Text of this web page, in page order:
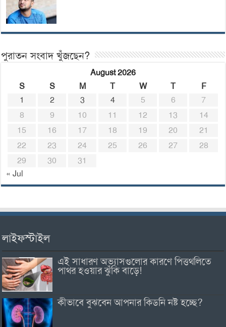
পুরাতন সংবাদ খুঁজছেন?
August 2026
S
S M T W T
F
1
2 3 4 5 6
7
8
9 10 11 12 13
14
15
16 17 18 19 20
21
22
23 24 25 26 27
28
29
30
31
« Jul
লাইফস্টাইল
এই সাধারণ অভ্যাসগুলোর কারণে পিত্তথলিতে
পাথর হওয়ার ঝুঁকি বাড়ে!
কীভাবে বুঝবেন আপনার কিডনি নষ্ট হচ্ছে?